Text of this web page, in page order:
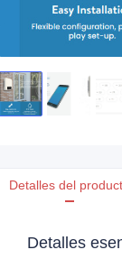
Detalles del
Detalles